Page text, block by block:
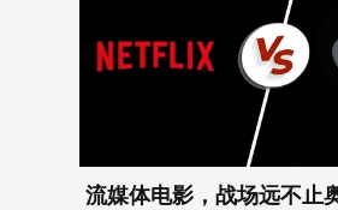
流媒体电影，战场远不止